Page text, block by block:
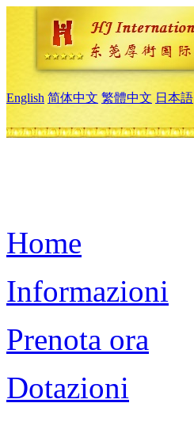
English 简体中文 繁體中文 日本語
Home
Informazioni
Prenota ora
Dotazioni